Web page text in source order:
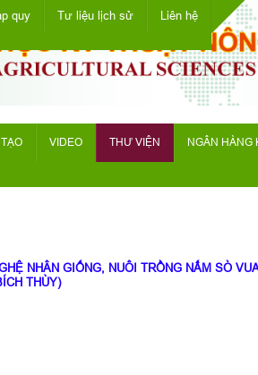
quy Tư liệu lịch sử Liên hệ
VIDEO THƯ VIỆN NGÂN HÀNG
NHÂN GIỐNG, NUÔI TRỒNG NẤM SÒ
THÙY)